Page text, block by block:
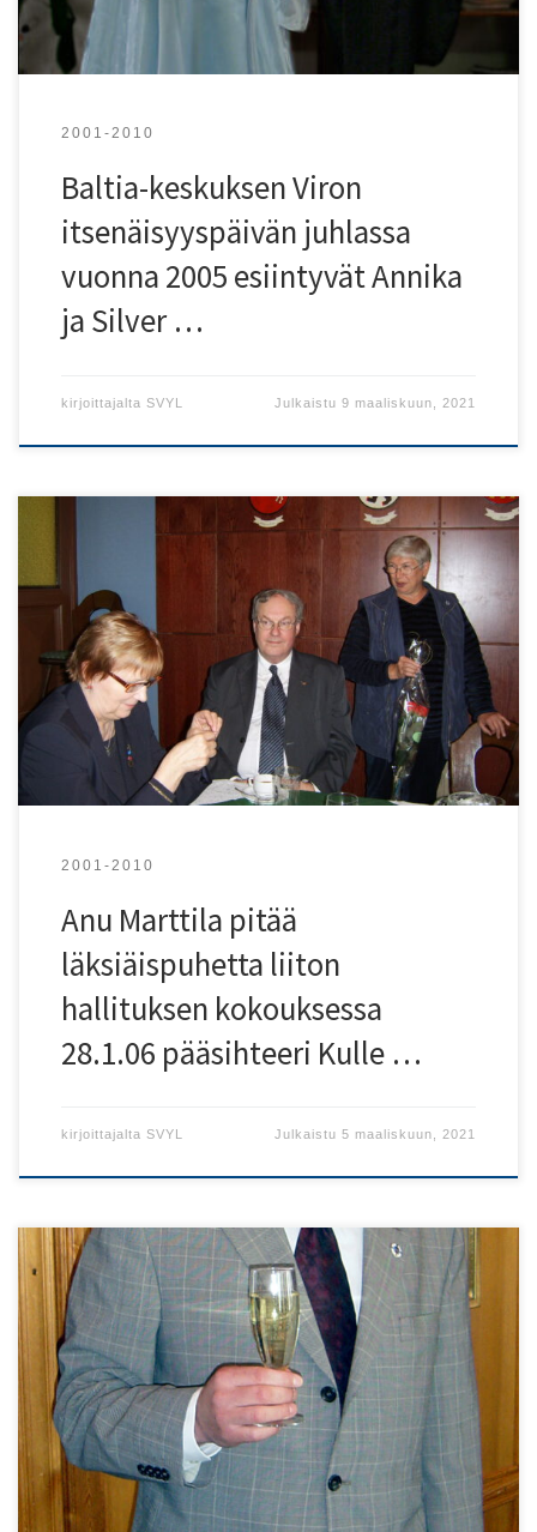
2001-2010
Baltia-keskuksen Viron
itsenäisyyspäivän juhlassa
vuonna 2005 esiintyvät Annika
ja Silver …
kirjoittajalta SVYL Julkaistu9 maaliskuun, 2021
Kuvassa (vas.) Kulle Raig, hallituksen pj Harri Raitis ja Anu
Marttila.
2001-2010
Anu Marttila pitää
läksiäispuhetta liiton
hallituksen kokouksessa
28.1.06 pääsihteeri Kulle …
kirjoittajalta SVYL Julkaistu5 maaliskuun, 2021